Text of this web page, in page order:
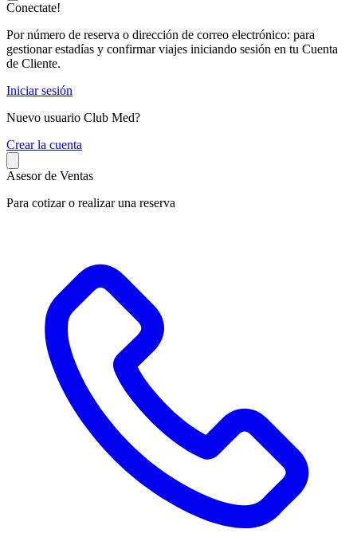
Conectate!
Por número de reserva o dirección de correo electrónico: para
gestionar estadías y confirmar viajes iniciando sesión en tu Cuenta
de Cliente.
Iniciar sesión
Nuevo usuario Club Med?
Crear la cuenta
Asesor de Ventas
Para cotizar o realizar una reserva